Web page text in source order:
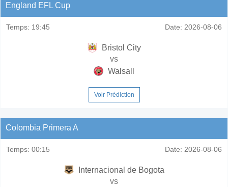
England EFL Cup
Temps: 19:45 Date: 2026-08-06
Bristol City
vs
Walsall
Voir Prédiction
Colombia Primera A
Temps: 00:15 Date: 2026-08-06
Internacional de Bogota
vs